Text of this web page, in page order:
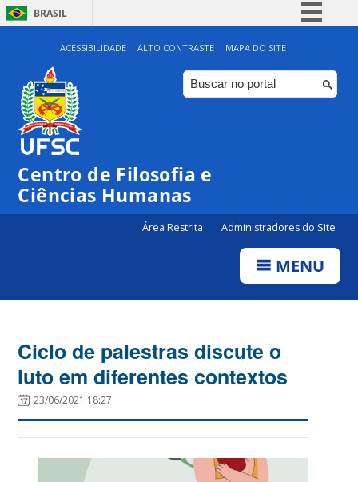
BRASIL
Simplifique!
Comunica BR
Participe
ACESSIBILIDADE ALTO CONTRASTE MAPA DO SITE
Centro de Filosofia e
Ciências Humanas
Área Restrita Administradores do Site
MENU
Ciclo de palestras discute o
luto em diferentes contextos
23/06/2021 18:27